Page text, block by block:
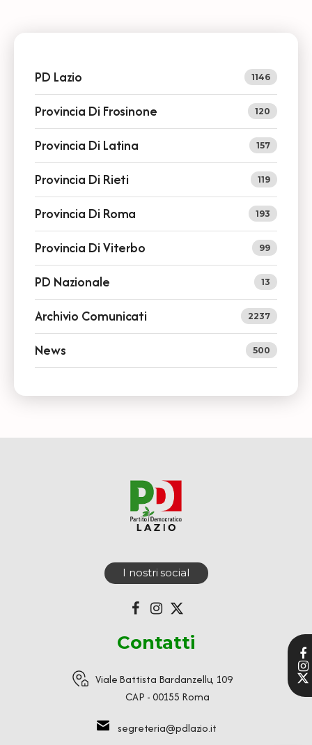
PD Lazio 1146
Provincia Di Frosinone 120
Provincia Di Latina 157
Provincia Di Rieti 119
Provincia Di Roma 193
Provincia Di Viterbo 99
PD Nazionale 13
Archivio Comunicati 2237
News 500
I nostri social
Contatti
Viale Battista Bardanzellu, 109
CAP - 00155 Roma
segreteria@pdlazio.it